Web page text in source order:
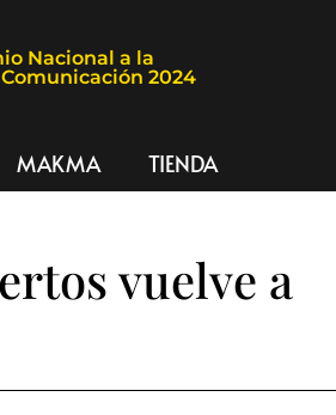
Nacional a la
2024
MAKMA TIENDA
vuelve a